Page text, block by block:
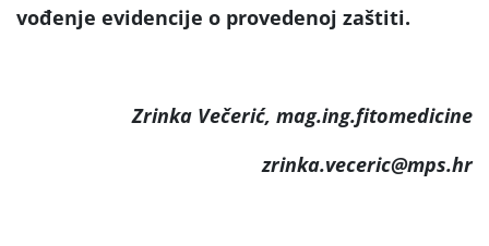
vođenje evidencije o provedenoj zaštiti.
Zrinka Večerić, mag.ing.fitomedicine
zrinka.veceric@mps.hr